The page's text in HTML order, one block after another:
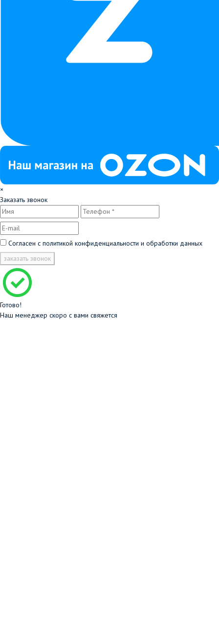
×
Заказать звонок
Согласен с политикой конфиденциальности и обработки данных
заказать звонок
Готово!
Наш менеджер скоро с вами свяжется